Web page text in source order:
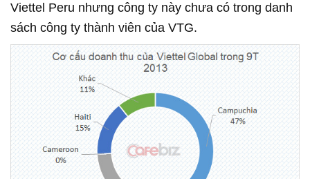
Viettel Peru nhưng công ty này chưa có trong danh
sách công ty thành viên của VTG.